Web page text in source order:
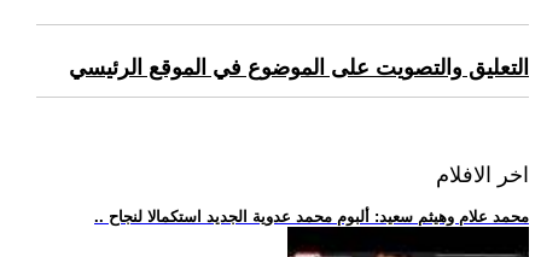
التعليق والتصويت على الموضوع في الموقع الرئيسي
اخر الافلام
.. محمد علام وهيثم سعيد: ألبوم محمد عدوية الجديد استكمالا لنجاح